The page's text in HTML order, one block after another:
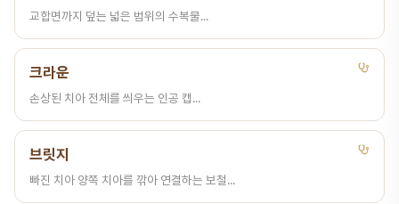
교합면까지 덮는 넓은 범위의 수복물...
크라운
손상된 치아 전체를 씌우는 인공 캡...
브릿지
빠진 치아 양쪽 치아를 깎아 연결하는 보철...